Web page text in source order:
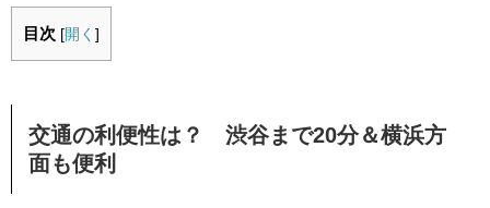
目次 [開く ]
交通の利便性は？ 渋谷まで20分＆横浜方
面も便利